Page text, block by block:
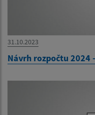
31.10.2023
Návrh rozpočtu 2024